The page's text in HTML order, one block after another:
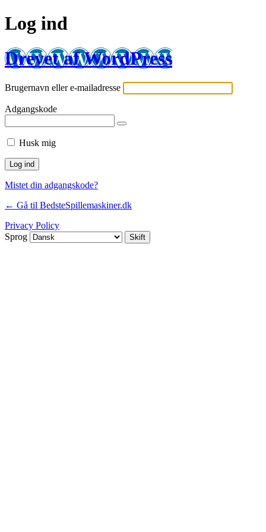
Log ind
Drevet af WordPress
Brugernavn eller e-mailadresse
Adgangskode
Husk mig
Mistet din adgangskode?
← Gå til BedsteSpillemaskiner.dk
Privacy Policy
Sprog